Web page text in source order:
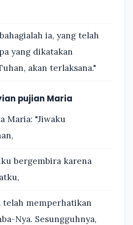
ia, yang telah
yang dikatakan
akan terlaksana."
pujian Maria
Maria: "Jiwaku
bergembira karena
telah memperhatikan
Nya. Sesungguhnya,